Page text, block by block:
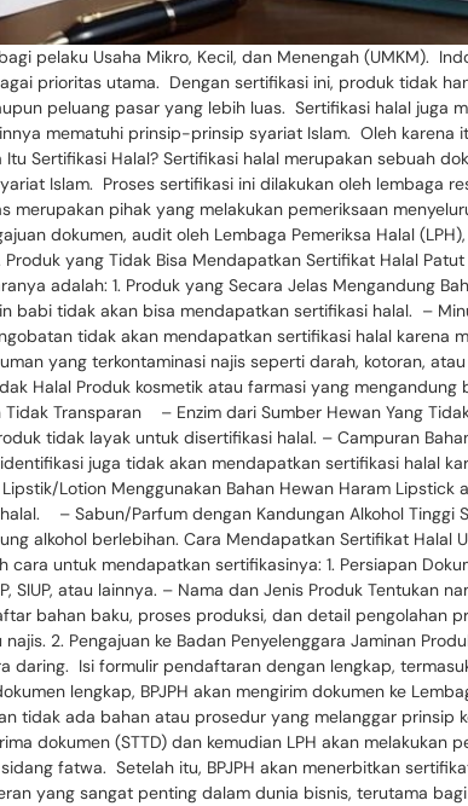
pelaku Usaha Mikro, Kecil, dan Menengah (UMKM).
prioritas utama. Dengan sertifikasi ini, produk tidak
peluang pasar yang lebih luas. Sertifikasi halal juga
mematuhi prinsip-prinsip syariat Islam. Oleh karena
Sertifikasi Halal? Sertifikasi halal merupakan sebuah
Islam. Proses sertifikasi ini dilakukan oleh lembaga
merupakan pihak yang melakukan pemeriksaan
dokumen, audit oleh Lembaga Pemeriksa Halal
yang Tidak Bisa Mendapatkan Sertifikat Halal
adalah: 1. Produk yang Secara Jelas Mengandung
tidak akan bisa mendapatkan sertifikasi halal. –
tidak akan mendapatkan sertifikasi halal karena
yang terkontaminasi najis seperti darah, kotoran,
Halal Produk kosmetik atau farmasi yang mengandung
Transparan – Enzim dari Sumber Hewan Yang
tidak layak untuk disertifikasi halal. – Campuran
juga tidak akan mendapatkan sertifikasi halal
Lotion Menggunakan Bahan Hewan Haram Lipstick
– Sabun/Parfum dengan Kandungan Alkohol Tinggi
alkohol berlebihan. Cara Mendapatkan Sertifikat Halal
untuk mendapatkan sertifikasinya: 1. Persiapan
atau lainnya. – Nama dan Jenis Produk Tentukan
bahan baku, proses produksi, dan detail pengolahan
2. Pengajuan ke Badan Penyelenggara Jaminan
daring. Isi formulir pendaftaran dengan lengkap,
lengkap, BPJPH akan mengirim dokumen ke
tidak ada bahan atau prosedur yang melanggar prinsip
dokumen (STTD) dan kemudian LPH akan melakukan
fatwa. Setelah itu, BPJPH akan menerbitkan
yang sangat penting dalam dunia bisnis, terutama